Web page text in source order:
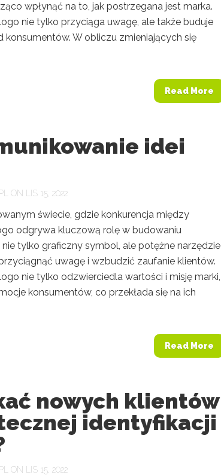
wpłynąć na to, jak postrzegana jest marka.
nie tylko przyciąga uwagę, ale także buduje
konsumentów. W obliczu zmieniających się
Read More
idei
ON LIS 15, 2022
świecie, gdzie konkurencja między
odgrywa kluczową rolę w budowaniu
tylko graficzny symbol, ale potężne narzędzie
uwagę i wzbudzić zaufanie klientów.
nie tylko odzwierciedla wartości i misję marki,
konsumentów, co przekłada się na ich
Read More
nowych klientów
identyfikacji
ON LIS 15, 2022